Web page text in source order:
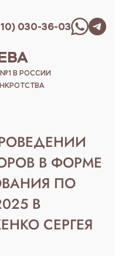
030-36-03
В РОССИИ
В ФОРМЕ
ПО
В
СЕРГЕЯ